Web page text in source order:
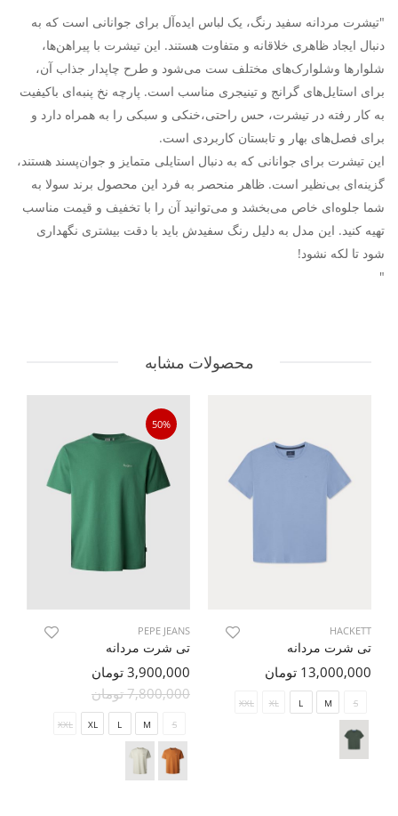
"تیشرت مردانه سفید رنگ، یک لباس ایده‌آل برای جوانانی است که به
دنبال ایجاد ظاهری خلاقانه و متفاوت هستند. این تیشرت با پیراهن‌ها،
شلوارها وشلوارک‌های مختلف ست می‌شود و طرح چاپدار جذاب آن،
برای استایل‌های گرانج و تینیجری مناسب است. پارچه نخ پنبه‌ای باکیفیت
به کار رفته در تیشرت، حس راحتی،خنکی و سبکی را به همراه دارد و
برای فصل‌های بهار و تابستان کاربردی است.
این تیشرت برای جوانانی که به دنبال استایلی متمایز و جوان‌پسند هستند،
گزینه‌ای بی‌نظیر است. ظاهر منحصر به فرد این محصول برند سولا به
شما جلوه‌ای خاص می‌بخشد و می‌توانید آن را با تخفیف و قیمت مناسب
تهیه کنید. این مدل به دلیل رنگ سفیدش باید با دقت بیشتری نگهداری
شود تا لکه نشود!
"
محصولات مشابه
HACKETT
تی شرت مردانه
13,000,000 تومان
S
M
L
XL
XXL
50%
PEPE JEANS
تی شرت مردانه
3,900,000 تومان
7,800,000 تومان
S
M
L
XL
XXL